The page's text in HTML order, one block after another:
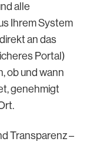
alle
Ihrem System
an das
Portal)
ob und wann
genehmigt
Transparenz –